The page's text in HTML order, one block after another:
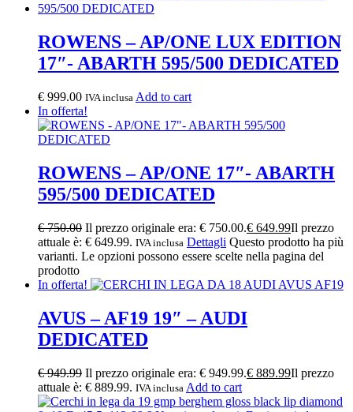
ROWENS – AP/ONE LUX EDITION
17″- ABARTH 595/500 DEDICATED
€ 999.00 IVA inclusa Add to cart
In offerta!
ROWENS – AP/ONE 17″- ABARTH
595/500 DEDICATED
€750.00 Il prezzo originale era: € 750.00.€ 649.99Il prezzo
attuale è: € 649.99. IVA inclusa Dettagli Questo prodotto ha più
varianti. Le opzioni possono essere scelte nella pagina del
prodotto
In offerta!
AVUS – AF19 19″ – AUDI
DEDICATED
€949.99 Il prezzo originale era: € 949.99.€ 889.99Il prezzo
attuale è: € 889.99. IVA inclusa Add to cart